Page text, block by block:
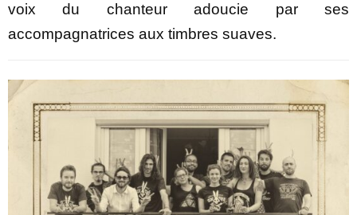
voix du chanteur adoucie par ses
accompagnatrices aux timbres suaves.